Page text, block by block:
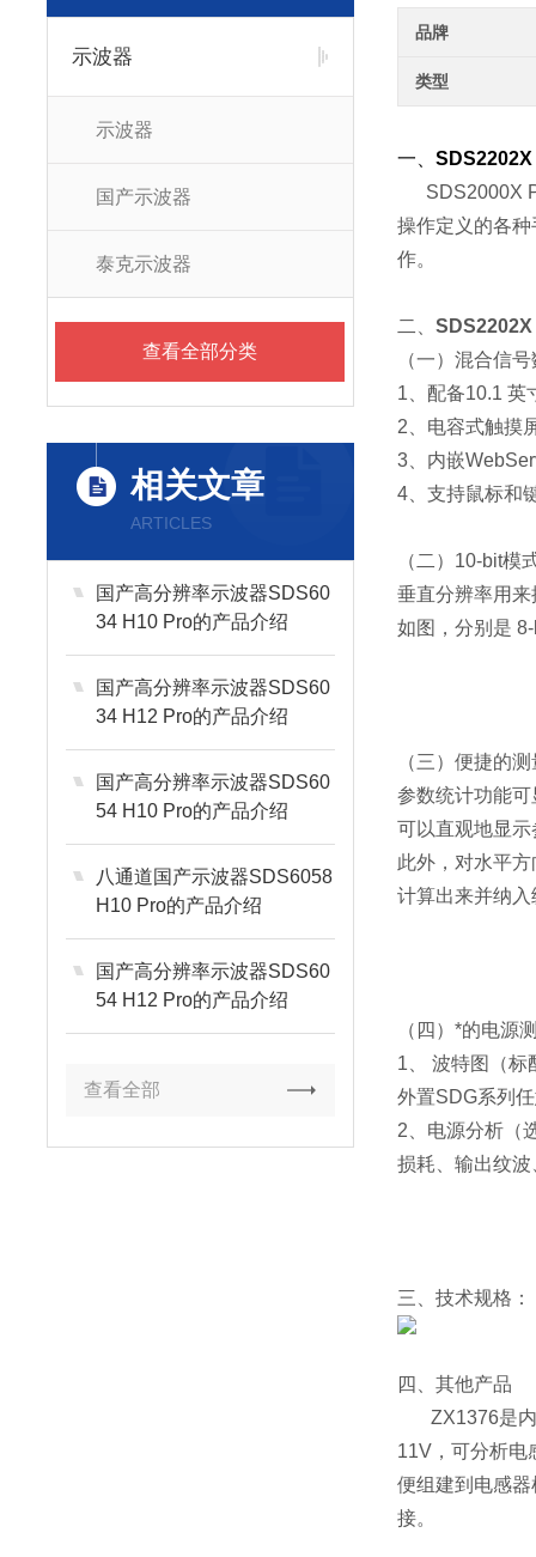
示波器
示波器
国产示波器
泰克示波器
查看全部分类
相关文章
ARTICLES
国产高分辨率示波器SDS60
34 H10 Pro的产品介绍
国产高分辨率示波器SDS60
34 H12 Pro的产品介绍
国产高分辨率示波器SDS60
54 H10 Pro的产品介绍
八通道国产示波器SDS6058
H10 Pro的产品介绍
国产高分辨率示波器SDS60
54 H12 Pro的产品介绍
查看全部
品牌
类型
一、
SDS2000X
操作定义的各
作。
二、
（一）混合信
1、配备10.1 英
2、电容式触摸
3、内嵌
4、支持鼠标和
（二）10-bit模
垂直分辨率用
如图，分别是
（三）便捷的
参数统计功能
可以直观地显
此外，对水平
计算出来并纳
（四）*的电源
1、 波特图（标
外置SDG系列
2、电源分析（
损耗、输出纹
三、技术规格：
四、其他产品
ZX1376是
11V，可分析电
便组建到电感
接。